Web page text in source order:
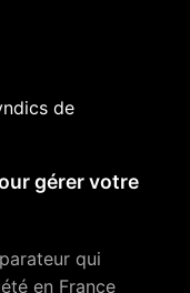
de
gérer votre
qui
en France